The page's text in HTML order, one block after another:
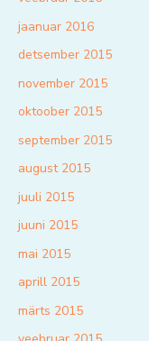
jaanuar 2016
detsember 2015
november 2015
oktoober 2015
september 2015
august 2015
juuli 2015
juuni 2015
mai 2015
aprill 2015
märts 2015